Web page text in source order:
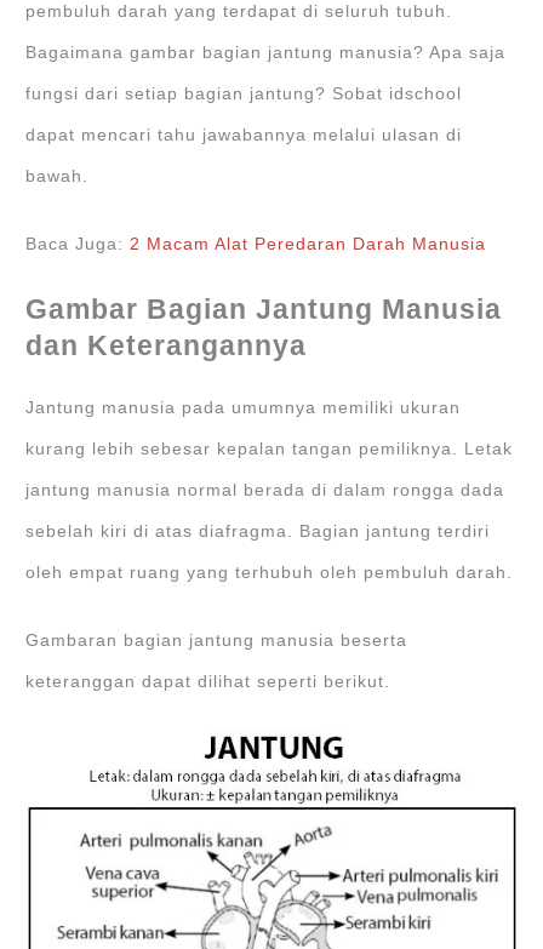
pembuluh darah yang terdapat di seluruh tubuh.
Bagaimana gambar bagian jantung manusia? Apa saja
fungsi dari setiap bagian jantung? Sobat idschool
dapat mencari tahu jawabannya melalui ulasan di
bawah.
Baca Juga: 2 Macam Alat Peredaran Darah Manusia
Gambar Bagian Jantung Manusia
dan Keterangannya
Jantung manusia pada umumnya memiliki ukuran
kurang lebih sebesar kepalan tangan pemiliknya. Letak
jantung manusia normal berada di dalam rongga dada
sebelah kiri di atas diafragma. Bagian jantung terdiri
oleh empat ruang yang terhubuh oleh pembuluh darah.
Gambaran bagian jantung manusia beserta
keteranggan dapat dilihat seperti berikut.